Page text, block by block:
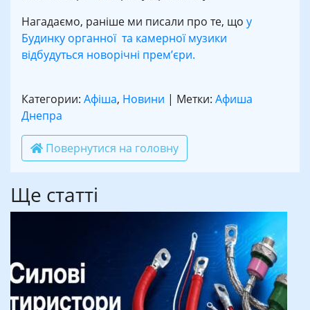
Нагадаємо, раніше ми писали про те, що у
Будинку органної та камерної музики
відбудуться новорічні прем’єри.
Категории: Афіша, Новини | Метки: Афиша
Днепра
Повернутися на головну
Ще статті